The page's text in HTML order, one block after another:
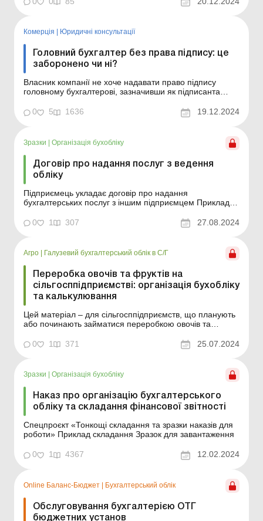
звітність. У зв’язку з цим у директора виникла низка
мат...
Комерція Юридичні консультації
Головний бухгалтер без права підпису: це
заборонено чи ні?
Власник компанії не хоче надавати право підпису
головному бухгалтерові, зазначивши як підписанта
звітність. У зв’язку з цим у директора виникла низка
запитань: чи може головний бухгалтер у принципі не
0 5 1636 19.12.2024
Зразки | Організація бухобліку
Договір про надання послуг з ведення
обліку
Підприємець укладає договір про надання
бухгалтерських послуг з іншим підприємцем Приклад
0
1 307 27.08.2024
Агро Галузевий бухгалтерський облік в С/Г
Переробка овочів та фруктів на
сільгосппідприємстві: організація бухобліку
та калькулювання
Цей матеріал – для сільгосппідприємств, що планують
або починають займатися переробкою овочів та
аспекти обліку та калькулювання продукції цих
підсобних промислових виробництв. Цей матеріал –
0 1 371 25.07.2024
Зразки Організація бухобліку
Наказ про організацію бухгалтерського
обліку та складання фінансової звітності
Спецпроєкт «Тонкощі складання та зразки наказів для
роботи» Приклад складання Зразок для завантаження
0 1 4367 12.02.2024
Online Баланс-Бюджет | Бухгалтерський облік
Обслуговування бухгалтерією ОТГ
бюджетних установ